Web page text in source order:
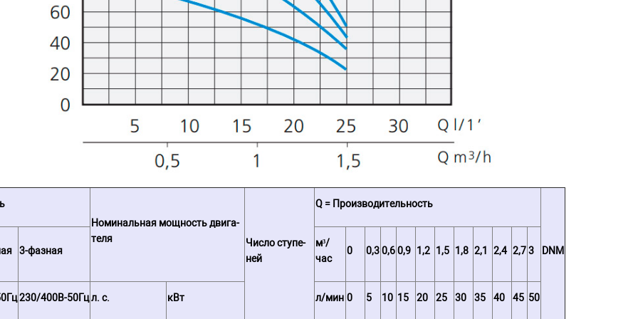
Но­ми­наль­ная мощ­ность дви­га­
те­ля
Число ступе­
ней
Q = Производительность
DNM
3-фазная
м³/
час
0 0,30,60,9 1,2 1,5 1,8 2,1 2,4 2,73
230/400В-50Гцл. с. кВт л/мин 0 5 10 15 20 25 30 35 40 45 50